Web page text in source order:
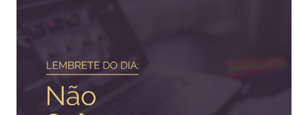
territórios alheios, mas nenhum deles tinha ido tão longe a
ponto de cruzar um oceano para viver e reinar do outro
lado do mundo. Embora os europeus dominassem colônias